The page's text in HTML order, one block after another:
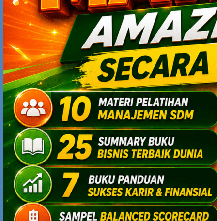
4 Alasan Kunci Kenapa Independensi Bank Indonesia Sangat
Penting bagi Ekonomi Indonesia
Antisipasi Ancaman Gelombang PHK: Cara Mempersiapkan
Diri Sebelum Terlambat
Mengapa Ekonomi Vietnam Sedang “On Fire”? Rahasia
Kebijakan Industri yang Mengubah Negara Berkembang
Menjadi Magnet Investasi Dunia
5 Tips Sukses Jadi Content Creator: Bukan Sekadar Viral, Tapi
Bisa Bertahan Lama
Cara Dapat Cuan dari Platform X: Bukan Cuma Viral, Tapi Bisa
Jadi Mesin Uang
SEARCH